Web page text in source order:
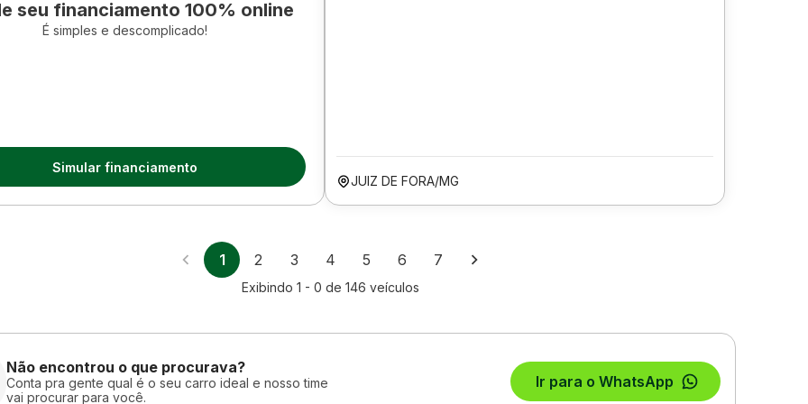
seu financiamento 100% online
É simples e descomplicado!
Simular financiamento
JUIZ DE FORA/MG
1 2 3 4 5 6 7
Exibindo 1 - 0 de 146 veículos
Não encontrou o que procurava?
Conta pra gente qual é o seu carro ideal e nosso time
vai procurar para você.
Ir para o WhatsApp